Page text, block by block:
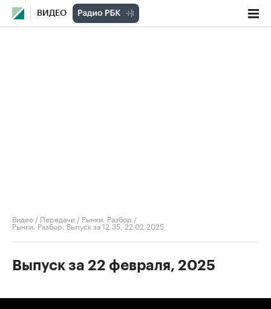
ВИДЕО
Видео / Передачи / Рынки. Разбор /
Рынки. Разбор. Выпуск за 12:35, 22.02.2025
Выпуск за 22 февраля, 2025